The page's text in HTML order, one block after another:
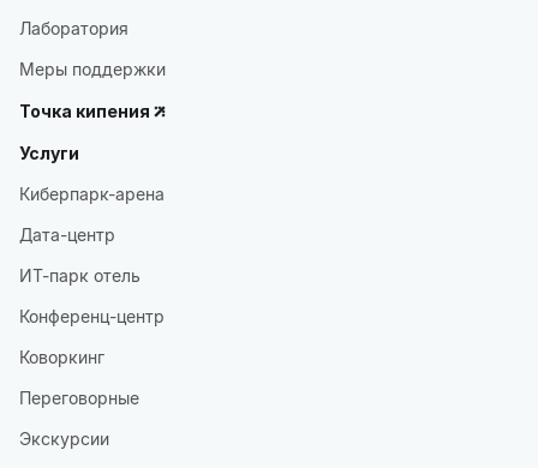
Лаборатория
Меры поддержки
Точка кипения
Услуги
Киберпарк-арена
Дата-центр
ИТ-парк отель
Конференц-центр
Коворкинг
Переговорные
Экскурсии